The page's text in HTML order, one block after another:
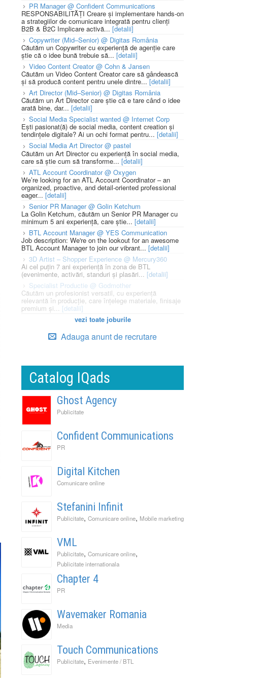
PR Manager @ Confident Communications
RESPONSABILITĂȚI Creare și implementare hands-on
a strategiilor de comunicare integrată pentru clienți
B2B & B2C Implicare activă... [detalii]
Copywriter (Mid–Senior) @ Digitas România
Căutăm un Copywriter cu experiență de agenție care
știe că o idee bună trebuie să... [detalii]
Video Content Creator @ Cohn & Jansen
Căutăm un Video Content Creator care să gândească
și să producă content pentru unele dintre... [detalii]
Art Director (Mid–Senior) @ Digitas România
Căutăm un Art Director care știe că e tare când o idee
arată bine, dar... [detalii]
Social Media Specialist wanted @ Internet Corp
Ești pasionat(ă) de social media, content creation și
tendințele digitale? Ai un ochi format pentru... [detalii]
Social Media Art Director @ pastel
Căutăm un Art Director cu experiență în social media,
care să știe cum să transforme... [detalii]
ATL Account Coordinator @ Oxygen
We’re looking for an ATL Account Coordinator – an
organized, proactive, and detail-oriented professional
eager... [detalii]
Senior PR Manager @ Golin Ketchum
La Golin Ketchum, căutăm un Senior PR Manager cu
minimum 5 ani experiență, care știe... [detalii]
BTL Account Manager @ YES Communication
Job description: We're on the lookout for an awesome
BTL Account Manager to join our vibrant... [detalii]
3D Artist – Shopper Experience @ Mercury360
Ai cel puțin 7 ani experiență în zona de BTL
(evenimente, activări, standuri și plasări... [detalii]
Specialist Productie @ Godmother
Căutăm un profesionist versatil, cu experiență
relevantă în producție, care înțelege materiale, finisaje
premium și... [detalii]
vezi toate joburile
Adauga anunt de recrutare
Catalog IQads
Ghost Agency
Publicitate
Confident Communications
PR
Digital Kitchen
Comunicare online
Stefanini Infinit
Publicitate, Comunicare online, Mobile marketing
VML
Publicitate, Comunicare online,
Publicitate internationala
Chapter 4
PR
Wavemaker Romania
Media
Touch Communications
Publicitate, Evenimente / BTL